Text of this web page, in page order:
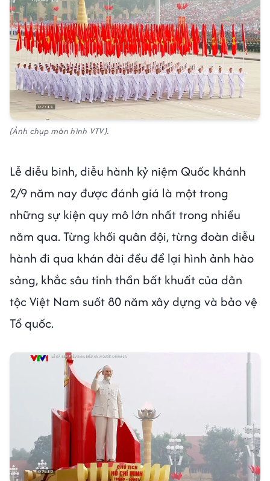
(Ảnh chụp màn hình VTV).
Lễ diễu binh, diễu hành kỷ niệm Quốc khánh
2/9 năm nay được đánh giá là một trong
những sự kiện quy mô lớn nhất trong nhiều
năm qua. Từng khối quân đội, từng đoàn diễu
hành đi qua khán đài đều để lại hình ảnh hào
sảng, khắc sâu tinh thần bất khuất của dân
tộc Việt Nam suốt 80 năm xây dựng và bảo vệ
Tổ quốc.